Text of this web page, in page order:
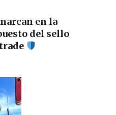
en la
del sello